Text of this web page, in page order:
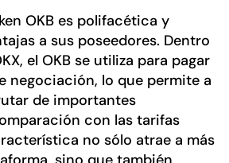
OKB es polifacética y
a sus poseedores. Dentro
el OKB se utiliza para pagar
negociación, lo que permite a
de importantes
con las tarifas
no sólo atrae a más